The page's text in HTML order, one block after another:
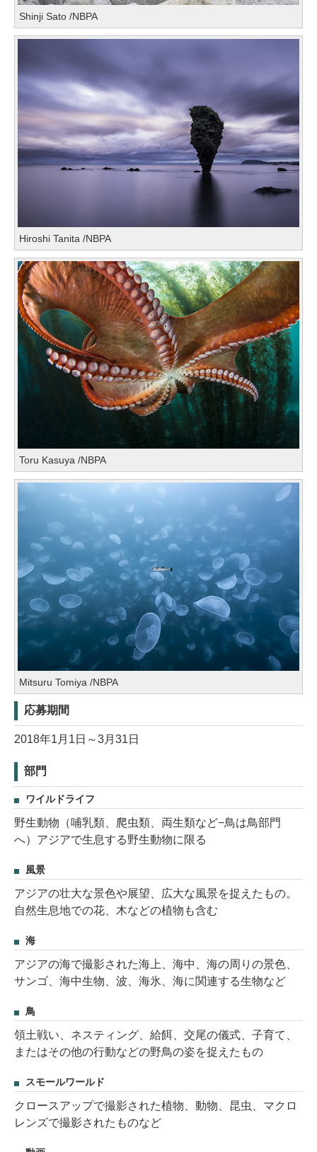
Shinji Sato /NBPA
Hiroshi Tanita /NBPA
Toru Kasuya /NBPA
Mitsuru Tomiya /NBPA
応募期間
2018年1月1日～3月31日
部門
ワイルドライフ
野生動物（哺乳類、爬虫類、両生類など−鳥は鳥部門
へ）アジアで生息する野生動物に限る
風景
アジアの壮大な景色や展望、広大な風景を捉えたもの。
自然生息地での花、木などの植物も含む
海
アジアの海で撮影された海上、海中、海の周りの景色、
サンゴ、海中生物、波、海氷、海に関連する生物など
鳥
領土戦い、ネスティング、給餌、交尾の儀式、子育て、
またはその他の行動などの野鳥の姿を捉えたもの
スモールワールド
クロースアップで撮影された植物、動物、昆虫、マクロ
レンズで撮影されたものなど